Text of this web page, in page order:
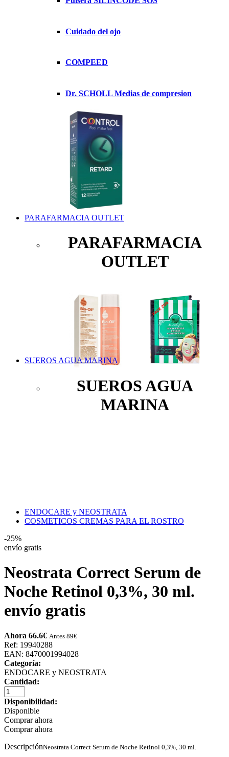
Cuidado del ojo
COMPEED
Dr. SCHOLL Medias de compresion
PARAFARMACIA OUTLET
PARAFARMACIA
OUTLET
SUEROS AGUA MARINA
SUEROS AGUA
MARINA
ENDOCARE y NEOSTRATA
COSMETICOS CREMAS PARA EL ROSTRO
-25%
envío gratis
Neostrata Correct Serum de
Noche Retinol 0,3%, 30 ml.
envío gratis
Ahora 66.6€ Antes 89€
Ref: 19940288
EAN: 8470001994028
Categoría:
ENDOCARE y NEOSTRATA
Cantidad:
Disponibilidad:
Disponible
Comprar ahora
Comprar ahora
DescripciónNeostrata Correct Serum de Noche Retinol 0,3%, 30 ml.